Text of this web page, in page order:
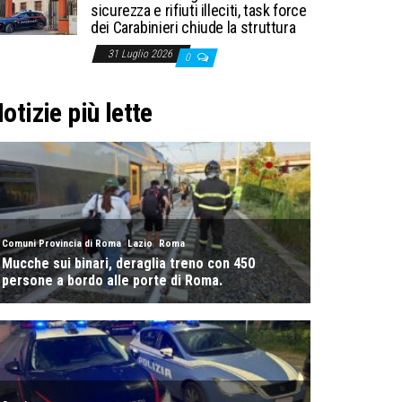
sicurezza e rifiuti illeciti, task force
dei Carabinieri chiude la struttura
31 Luglio 2026 0
più lette